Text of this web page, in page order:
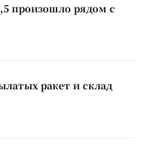
произошло рядом с
ракет и склад